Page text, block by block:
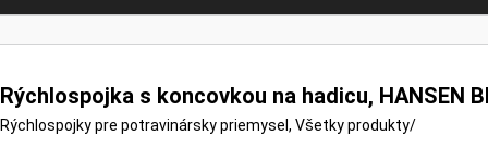
Rýchlospojka s koncovkou na hadicu, HANSEN
Rýchlospojky pre potravinársky priemysel , Všetky produkty/